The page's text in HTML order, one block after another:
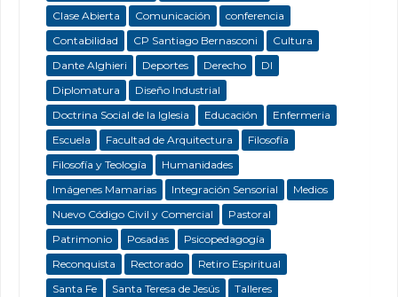
Clase Abierta
Comunicación
conferencia
Contabilidad
CP Santiago Bernasconi
Cultura
Dante Alghieri
Deportes Derecho
DI
Diplomatura
Diseño Industrial
Doctrina Social de la Iglesia
Educación
Enfermeria
Escuela
Facultad de Arquitectura
Filosofía
Filosofía y Teología
Humanidades
Imágenes Mamarias
Integración Sensorial
Medios
Nuevo Código Civil y Comercial
Pastoral
Patrimonio
Posadas
Psicopedagogía
Reconquista
Rectorado
Retiro Espiritual
Santa Fe
Santa Teresa de Jesús
Talleres